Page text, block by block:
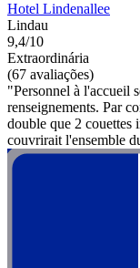
Hotel Lindenallee
Lindau
9,4/10
Extraordinária
(67 avaliações)
"Personnel à l'accueil
renseignements. Par
double que 2 couettes
couvrirait l'ensemble